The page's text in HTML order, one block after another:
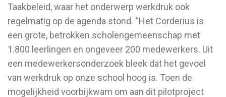
Taakbeleid, waar het onderwerp werkdruk ook
regelmatig op de agenda stond. “Het Corderius is
een grote, betrokken scholengemeenschap met
1.800 leerlingen en ongeveer 200 medewerkers. Uit
een medewerkersonderzoek bleek dat het gevoel
van werkdruk op onze school hoog is. Toen de
mogelijkheid voorbijkwam om aan dit pilotproject